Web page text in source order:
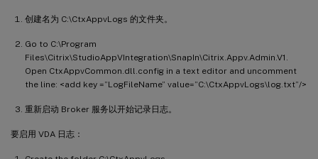
创建名为 C:\CtxAppvLogs 的文件夹。
Go to C:\Program
Files\Citrix\StudioAppVIntegration\SnapIn\Citrix.Appv.Admin.V1.
Open CtxAppvCommon.dll.config in a text editor and uncomment
the line: <add key =”LogFileName” value=”C:\CtxAppvLogs\log.txt”/>
重新启动 Broker 服务以开始记录日志。
要启用 VDA 日志：